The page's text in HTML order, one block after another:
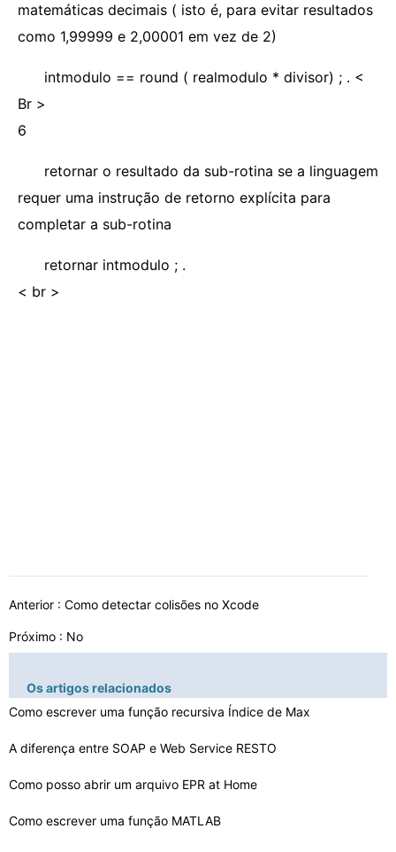
matemáticas decimais ( isto é, para evitar resultados
como 1,99999 e 2,00001 em vez de 2)
intmodulo == round ( realmodulo * divisor) ; . <
Br >
6
retornar o resultado da sub-rotina se a linguagem
requer uma instrução de retorno explícita para
completar a sub-rotina
retornar intmodulo ; .
< br >
Anterior : Como detectar colisões no Xcode
Próximo : No
Os artigos relacionados
Como escrever uma função recursiva Índice de Max
A diferença entre SOAP e Web Service RESTO
Como posso abrir um arquivo EPR ​​at Home
Como escrever uma função MATLAB